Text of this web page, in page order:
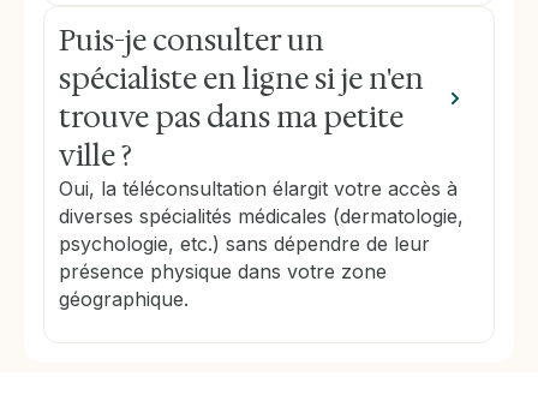
Puis-je consulter un
spécialiste en ligne si je n'en
trouve pas dans ma petite
ville ?
Oui, la téléconsultation élargit votre accès à
diverses spécialités médicales (dermatologie,
psychologie, etc.) sans dépendre de leur
présence physique dans votre zone
géographique.